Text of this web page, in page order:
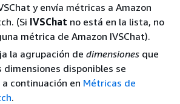
y envía métricas a Amazon
(Si IVSChat no está en la lista, no
métrica de Amazon IVSChat).
la agrupación de dimensiones que
dimensiones disponibles se
continuación en Métricas de
.